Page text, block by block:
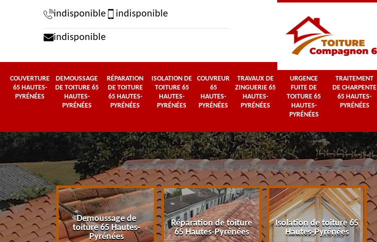
indisponible indisponible
indisponible
COUVERTURE
65 HAUTES-
PYRÉNÉES
DEMOUSSAGE
DE TOITURE 65
HAUTES-
PYRÉNÉES
RÉPARATION
DE TOITURE
65 HAUTES-
PYRÉNÉES
ISOLATION DE
TOITURE 65
HAUTES-
PYRÉNÉES
COUVREUR
65
HAUTES-
PYRÉNÉES
TRAVAUX DE
ZINGUERIE 65
HAUTES-
PYRÉNÉES
URGENCE
FUITE DE
TOITURE 65
HAUTES-
PYRÉNÉES
TRAITEMENT
DE CHARPENTE
65 HAUTES-
PYRÉNÉES
Hautes-
Demoussage de
toiture 65 Hautes-
Pyrénées
Réparation de toiture
65 Hautes-Pyrénées
Isolation de toiture 65
Hautes-Pyrénées